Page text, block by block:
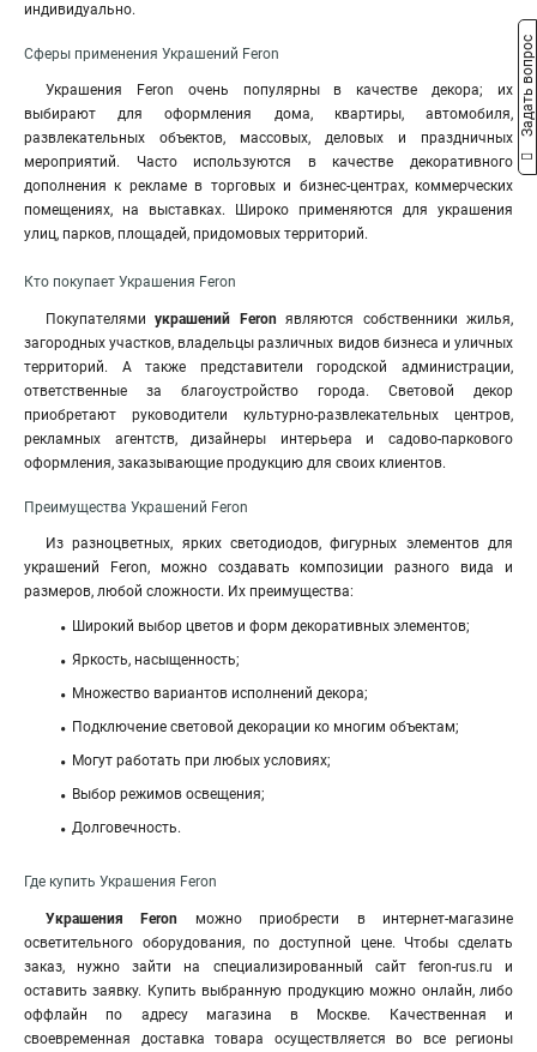
индивидуально.
Сферы применения Украшений Feron
Украшения Feron очень популярны в качестве декора; их
выбирают для оформления дома, квартиры, автомобиля,
развлекательных объектов, массовых, деловых и праздничных
мероприятий. Часто используются в качестве декоративного
дополнения к рекламе в торговых и бизнес-центрах, коммерческих
помещениях, на выставках. Широко применяются для украшения
улиц, парков, площадей, придомовых территорий.
Кто покупает Украшения Feron
Покупателямиукрашений Feron являются собственники жилья,
загородных участков, владельцы различных видов бизнеса и уличных
территорий. А также представители городской администрации,
ответственные за благоустройство города. Световой декор
приобретают руководители культурно-развлекательных центров,
рекламных агентств, дизайнеры интерьера и садово-паркового
оформления, заказывающие продукцию для своих клиентов.
Преимущества Украшений Feron
Из разноцветных, ярких светодиодов, фигурных элементов для
украшений Feron, можно создавать композиции разного вида и
размеров, любой сложности. Их преимущества:
Широкий выбор цветов и форм декоративных элементов;
Яркость, насыщенность;
Множество вариантов исполнений декора;
Подключение световой декорации ко многим объектам;
Могут работать при любых условиях;
Выбор режимов освещения;
Долговечность.
Где купить Украшения Feron
Украшения Feron
можно приобрести в интернет-магазине
осветительного оборудования, по доступной цене. Чтобы сделать
заказ, нужно зайти на специализированный сайт feron-rus.ru и
оставить заявку. Купить выбранную продукцию можно онлайн, либо
оффлайн по адресу магазина в Москве. Качественная и
своевременная доставка товара осуществляется во все регионы
Задать вопрос